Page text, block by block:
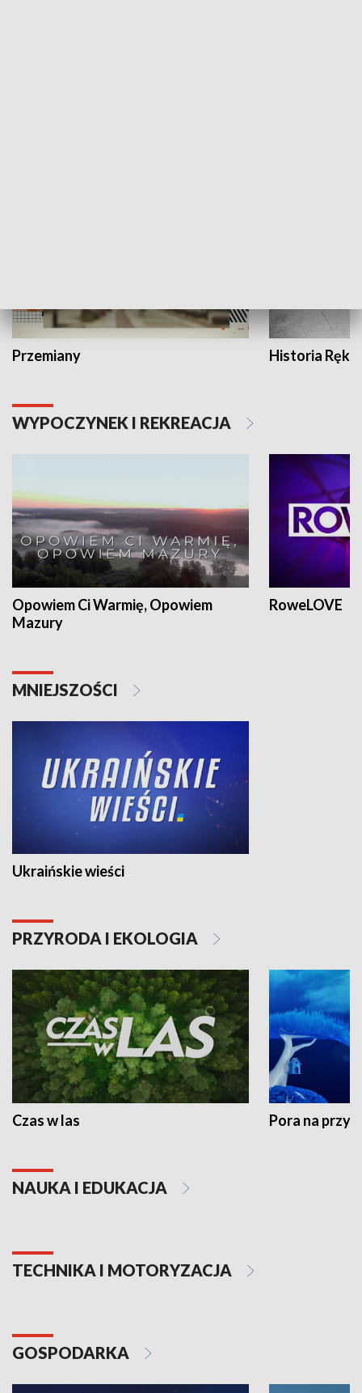
Przemiany Historia Ręką
WYPOCZYNEK I REKREACJA
Opowiem Ci Warmię, Opowiem
Mazury
RoweLOVE
MNIEJSZOŚCI
Ukraińskie wieści
PRZYRODA I EKOLOGIA
Czas w las Pora na
NAUKA I EDUKACJA
TECHNIKA I MOTORYZACJA
GOSPODARKA